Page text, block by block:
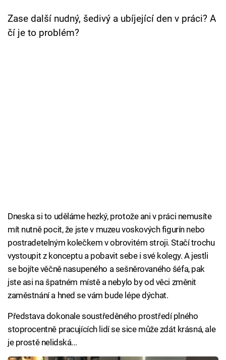
Sledujte prima+
Zase další nudný, šedivý a ubíjející den v práci? A
čí je to problém?
Dneska si to uděláme hezký, protože ani v práci nemusíte
mít nutně pocit, že jste v muzeu voskových figurín nebo
postradetelným kolečkem v obrovitém stroji. Stačí trochu
vystoupit z konceptu a pobavit sebe i své kolegy. A jestli
se bojíte věčně nasupeného a sešněrovaného šéfa, pak
jste asi na špatném místě a nebylo by od věci změnit
zaměstnání a hned se vám bude lépe dýchat.
Představa dokonale soustředěného prostředí plného
stoprocentně pracujících lidí se sice může zdát krásná, ale
je prostě nelidská...